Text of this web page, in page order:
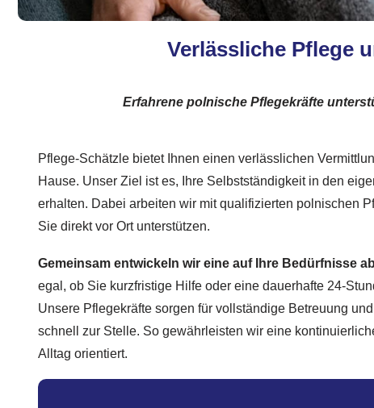
Verlässliche Pflege
Erfahrene polnische Pflegekräfte
Pflege-Schätzle bietet Ihnen einen verlässlichen
Hause. Unser Ziel ist es, Ihre Selbstständigkeit in den
erhalten. Dabei arbeiten wir mit qualifizierten polnischen
Sie direkt vor Ort unterstützen.
Gemeinsam entwickeln wir eine auf Ihre Bedürfnisse
egal, ob Sie kurzfristige Hilfe oder eine dauerhafte 24-
Unsere Pflegekräfte sorgen für vollständige Betreuung
schnell zur Stelle. So gewährleisten wir eine
Alltag orientiert.